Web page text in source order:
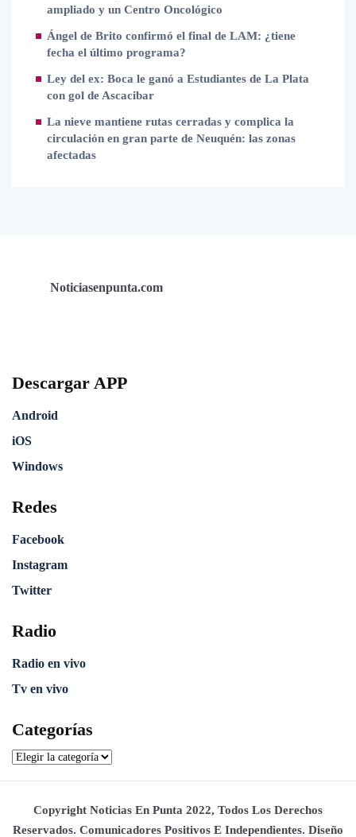
ampliado y un Centro Oncológico
Ángel de Brito confirmó el final de LAM: ¿tiene
fecha el último programa?
Ley del ex: Boca le ganó a Estudiantes de La Plata
con gol de Ascacibar
La nieve mantiene rutas cerradas y complica la
circulación en gran parte de Neuquén: las zonas
afectadas
Noticiasenpunta.com
Descargar APP
Android
iOS
Windows
Redes
Facebook
Instagram
Twitter
Radio
Radio en vivo
Tv en vivo
Categorías
Copyright Noticias En Punta 2022, Todos Los Derechos
Reservados. Comunicadores Positivos E Independientes. Diseño